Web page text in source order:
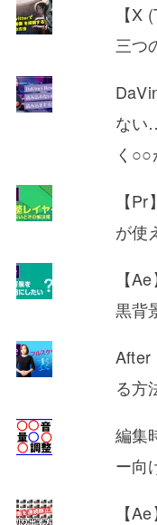
【X
三つ
ない
く
【
が使
【
黒背
After
る方
編集
ー向
【